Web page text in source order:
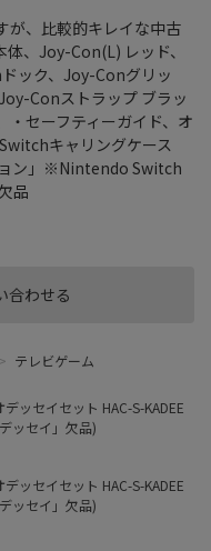
合わせる
が、比較的キレイな中古
、Joy-Con(L) レッド、
ック、Joy-Conグリッ
Conストラップ ブラッ
・セーフティーガイド、オ
キャリングケース
ョン」※Nintendo Switch
品
> テレビゲーム
ッセイセット HAC-S-KADEE
ッセイ」欠品)
ッセイセット HAC-S-KADEE
ッセイ」欠品)